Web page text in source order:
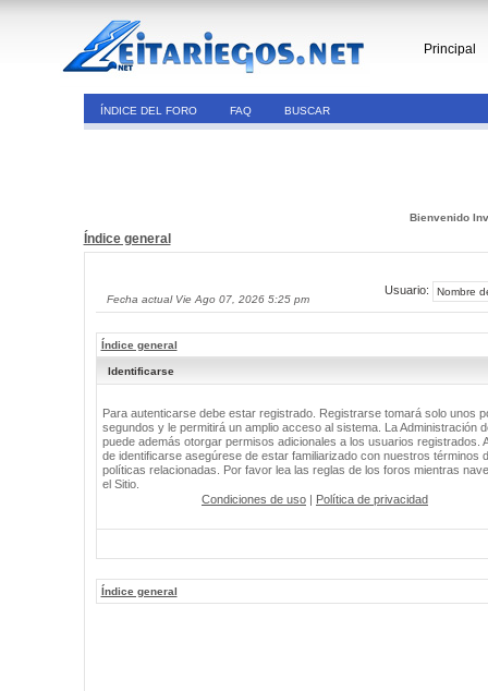
Principal
ÍNDICE DEL FORO FAQ BUSCAR
Bienvenido
Índice general
Fecha actual Vie Ago 07, 2026 5:25 pm
Usuario:
Índice general
Identificarse
Para autenticarse debe estar registrado. Registrarse tomará solo unos
segundos y le permitirá un amplio acceso al sistema. La Administración
puede además otorgar permisos adicionales a los usuarios registrados.
de identificarse asegúrese de estar familiarizado con nuestros términos
políticas relacionadas. Por favor lea las reglas de los foros mientras
el Sitio.
Condiciones de uso | Política de privacidad
Índice general